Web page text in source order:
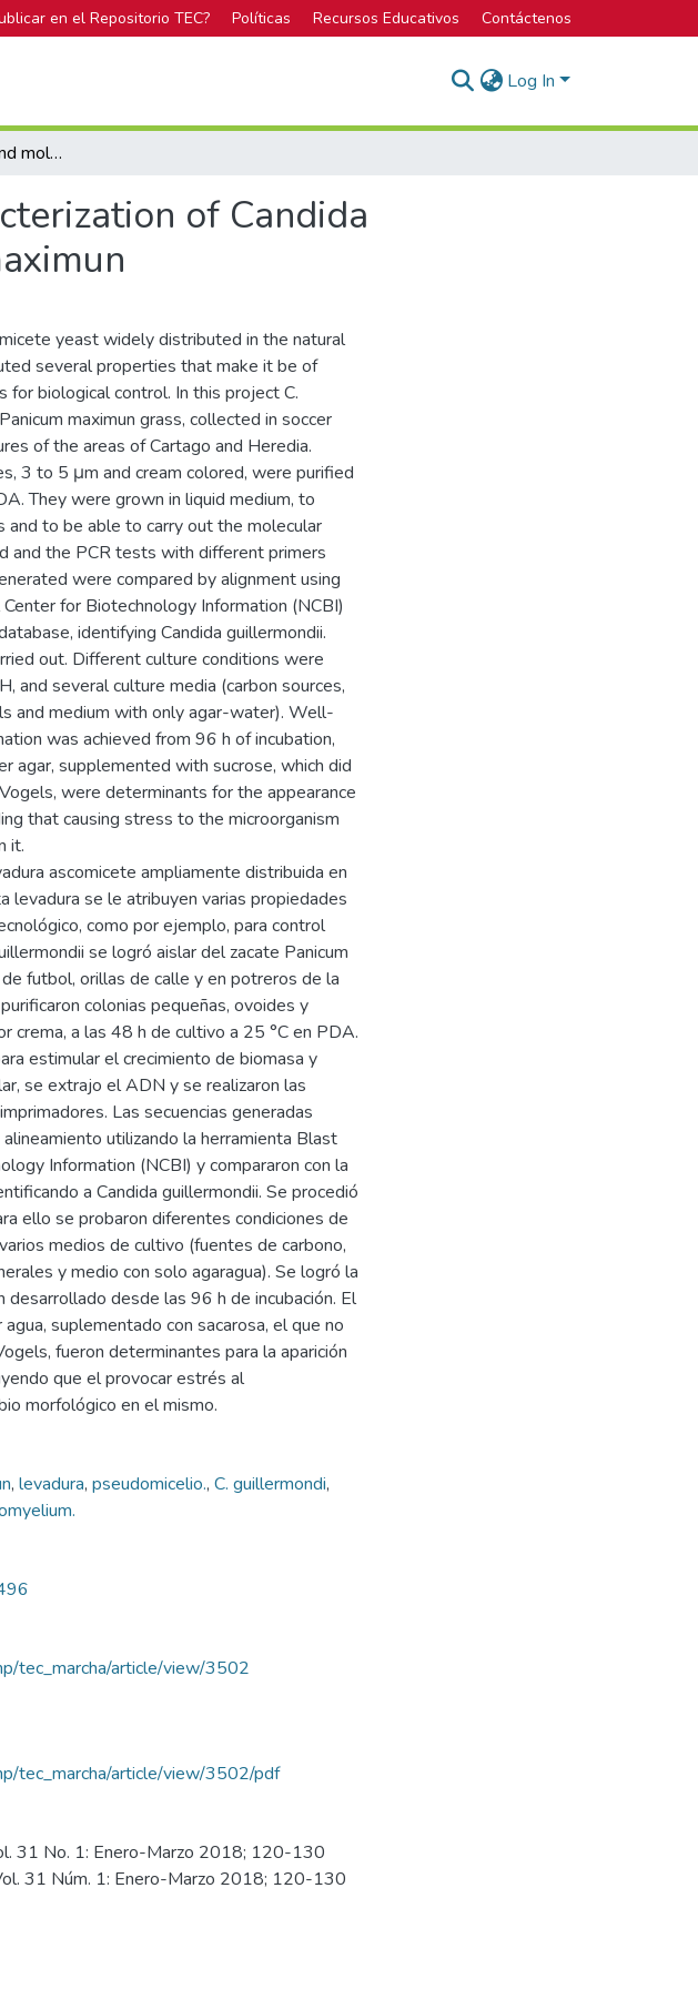
en el Repositorio TEC? Políticas Recursos Educativos Contáctenos
Log In
Dimorphic growth and molecular characterization of Candida guillermondi isolated from Pannicum maximun
of Candida
yeast widely distributed in the natural
several properties that make it be of
for biological control. In this project C.
maximun grass, collected in soccer
of the areas of Cartago and Heredia.
3 to 5 μm and cream colored, were purified
They were grown in liquid medium, to
to be able to carry out the molecular
and the PCR tests with different primers
were compared by alignment using
for Biotechnology Information (NCBI)
identifying Candida guillermondii.
out. Different culture conditions were
and several culture media (carbon sources,
and medium with only agar-water). Well-
was achieved from 96 h of incubation,
agar, supplemented with sucrose, which did
were determinants for the appearance
that causing stress to the microorganism
it.
ascomicete ampliamente distribuida en
levadura se le atribuyen varias propiedades
como por ejemplo, para control
se logró aislar del zacate Panicum
futbol, orillas de calle y en potreros de la
colonias pequeñas, ovoides y
crema, a las 48 h de cultivo a 25 °C en PDA.
estimular el crecimiento de biomasa y
se extrajo el ADN y se realizaron las
Las secuencias generadas
utilizando la herramienta Blast
Information (NCBI) y compararon con la
a Candida guillermondii. Se procedió
ello se probaron diferentes condiciones de
medios de cultivo (fuentes de carbono,
y medio con solo agaragua). Se logró la
desarrollado desde las 96 h de incubación. El
suplementado con sacarosa, el que no
fueron determinantes para la aparición
que el provocar estrés al
morfológico en el mismo.
, levadura, pseudomicelio., C. guillermondi,
tec_marcha/article/view/3502
tec_marcha/article/view/3502/pdf
31 No. 1: Enero-Marzo 2018; 120-130
31 Núm. 1: Enero-Marzo 2018; 120-130